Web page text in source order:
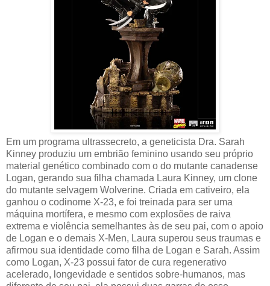
Em um programa ultrassecreto, a geneticista Dra. Sarah
Kinney produziu um embrião feminino usando seu próprio
material genético combinado com o do mutante canadense
Logan, gerando sua filha chamada Laura Kinney, um clone
do mutante selvagem Wolverine. Criada em cativeiro, ela
ganhou o codinome X-23, e foi treinada para ser uma
máquina mortífera, e mesmo com explosões de raiva
extrema e violência semelhantes às de seu pai, com o apoio
de Logan e o demais X-Men, Laura superou seus traumas e
afirmou sua identidade como filha de Logan e Sarah. Assim
como Logan, X-23 possui fator de cura regenerativo
acelerado, longevidade e sentidos sobre-humanos, mas